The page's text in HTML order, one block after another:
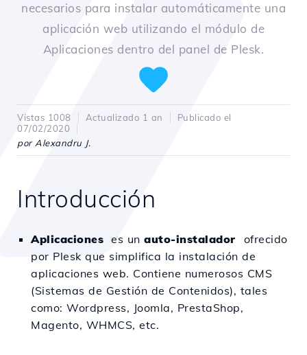
necesarios para instalar automáticamente una
aplicación web utilizando el módulo de
Aplicaciones dentro del panel de Plesk.
Vistas 1008 Actualizado 1 an
Publicado el
07/02/2020
por Alexandru J.
Introducción
Aplicaciones es un auto-instalador
ofrecido
por Plesk que simplifica la instalación de
aplicaciones web. Contiene numerosos CMS
(Sistemas de Gestión de Contenidos), tales
como: Wordpress, Joomla, PrestaShop,
Magento, WHMCS, etc.